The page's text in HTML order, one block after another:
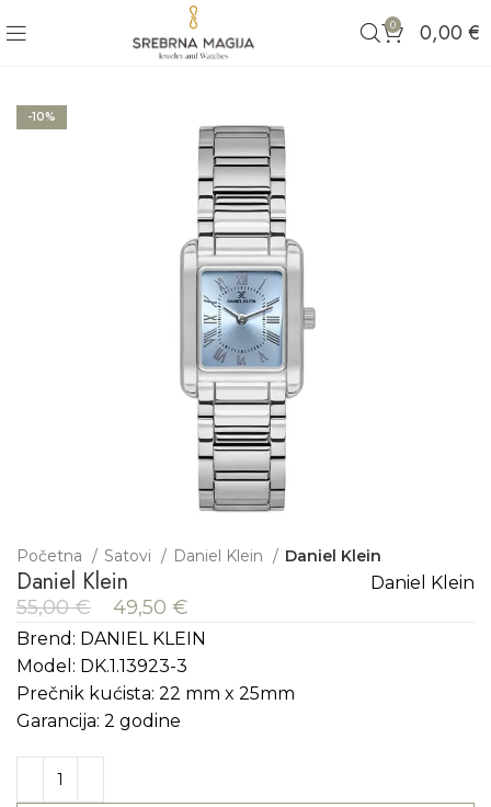
0 0,00 €
-10%
Početna Satovi Daniel Klein Daniel Klein
Daniel Klein Daniel Klein
55,00€ 49,50 €
Brend: DANIEL KLEIN
Model: DK.1.13923-3
Prečnik kućista: 22 mm x 25mm
Garancija: 2 godine